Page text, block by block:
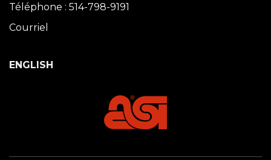
Téléphone : 514-798-9191
Courriel
ENGLISH